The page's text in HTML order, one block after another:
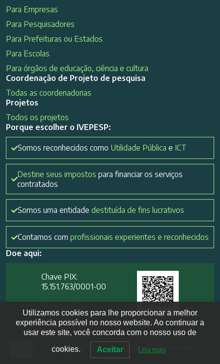
Para Empresas
Para Pesquisadores
Para Prefeituras ou Estados
Para Escolas
Para órgãos de educação, ciência e cultura
Coordenação de Projeto de pesquisa
Todas as coordenadorias
Projetos
Todos os projetos
Porque escolher o IVEPESP:
Somos reconhecidos como Utilidade Pública e ICT
Destine seus impostos para financiar os serviços
contratados
Somos uma entidade destituída de fins lucrativos
Contamos com profissionais experientes e reconhecidos
Doe aqui:
Chave PIX:
15.151.763/0001-00​
2012- 2026 IVEPESP. Todos os direitos reservados
Utilizamos cookies para lhe proporcionar a melhor
experiência possível no nosso website. Ao continuar a
usar este site, você concorda com o nosso uso de
cookies. Aceitar Leia mais